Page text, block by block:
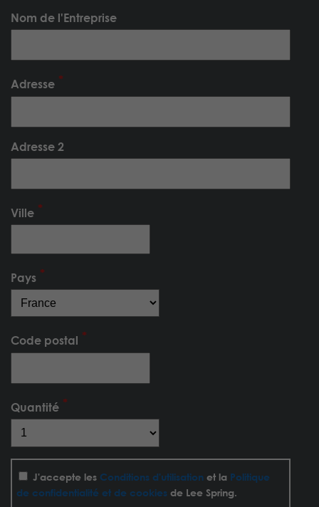
Nom de l'Entreprise
Adresse
Adresse 2
Ville
Pays
Code postal
Quantité
J'accepte les Conditions d'utilisationet la Politique
de confidentialité et de cookies de Lee Spring.